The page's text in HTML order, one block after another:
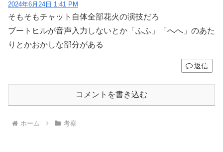
2024年6月24日 1:41 PM
そもそもチャット自体全部花火の演技だろ
ブートヒルが音声入力しないとか「ふふ」「へへ」のあた
りとかおかしな部分がある
返信
コメントを書き込む
ホーム 考察